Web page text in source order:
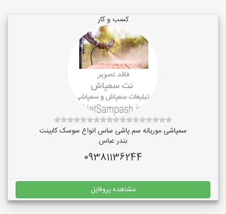
کسب و کار
سمپاشی موریانه سم پاشی ساس انواع سوسک کابینت
بندر عباس
09381136244
مشاهده پروفایل